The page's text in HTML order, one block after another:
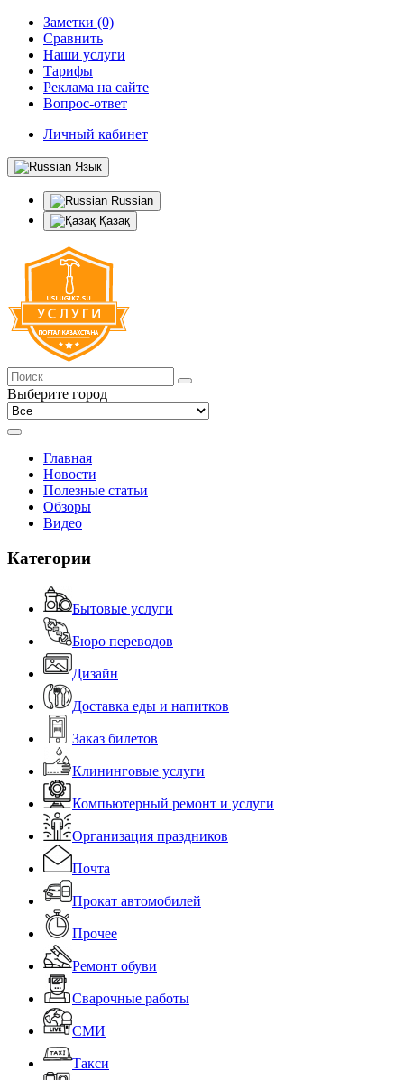
Заметки (0)
Сравнить
Наши услуги
Тарифы
Реклама на сайте
Вопрос-ответ
Личный кабинет
Язык
Russian
Қазақ
Выберите город
Главная
Новости
Полезные статьи
Обзоры
Видео
Категории
Бытовые услуги
Бюро переводов
Дизайн
Доставка еды и напитков
Заказ билетов
Клининговые услуги
Компьютерный ремонт и услуги
Организация праздников
Почта
Прокат автомобилей
Прочее
Ремонт обуви
Сварочные работы
СМИ
Такси